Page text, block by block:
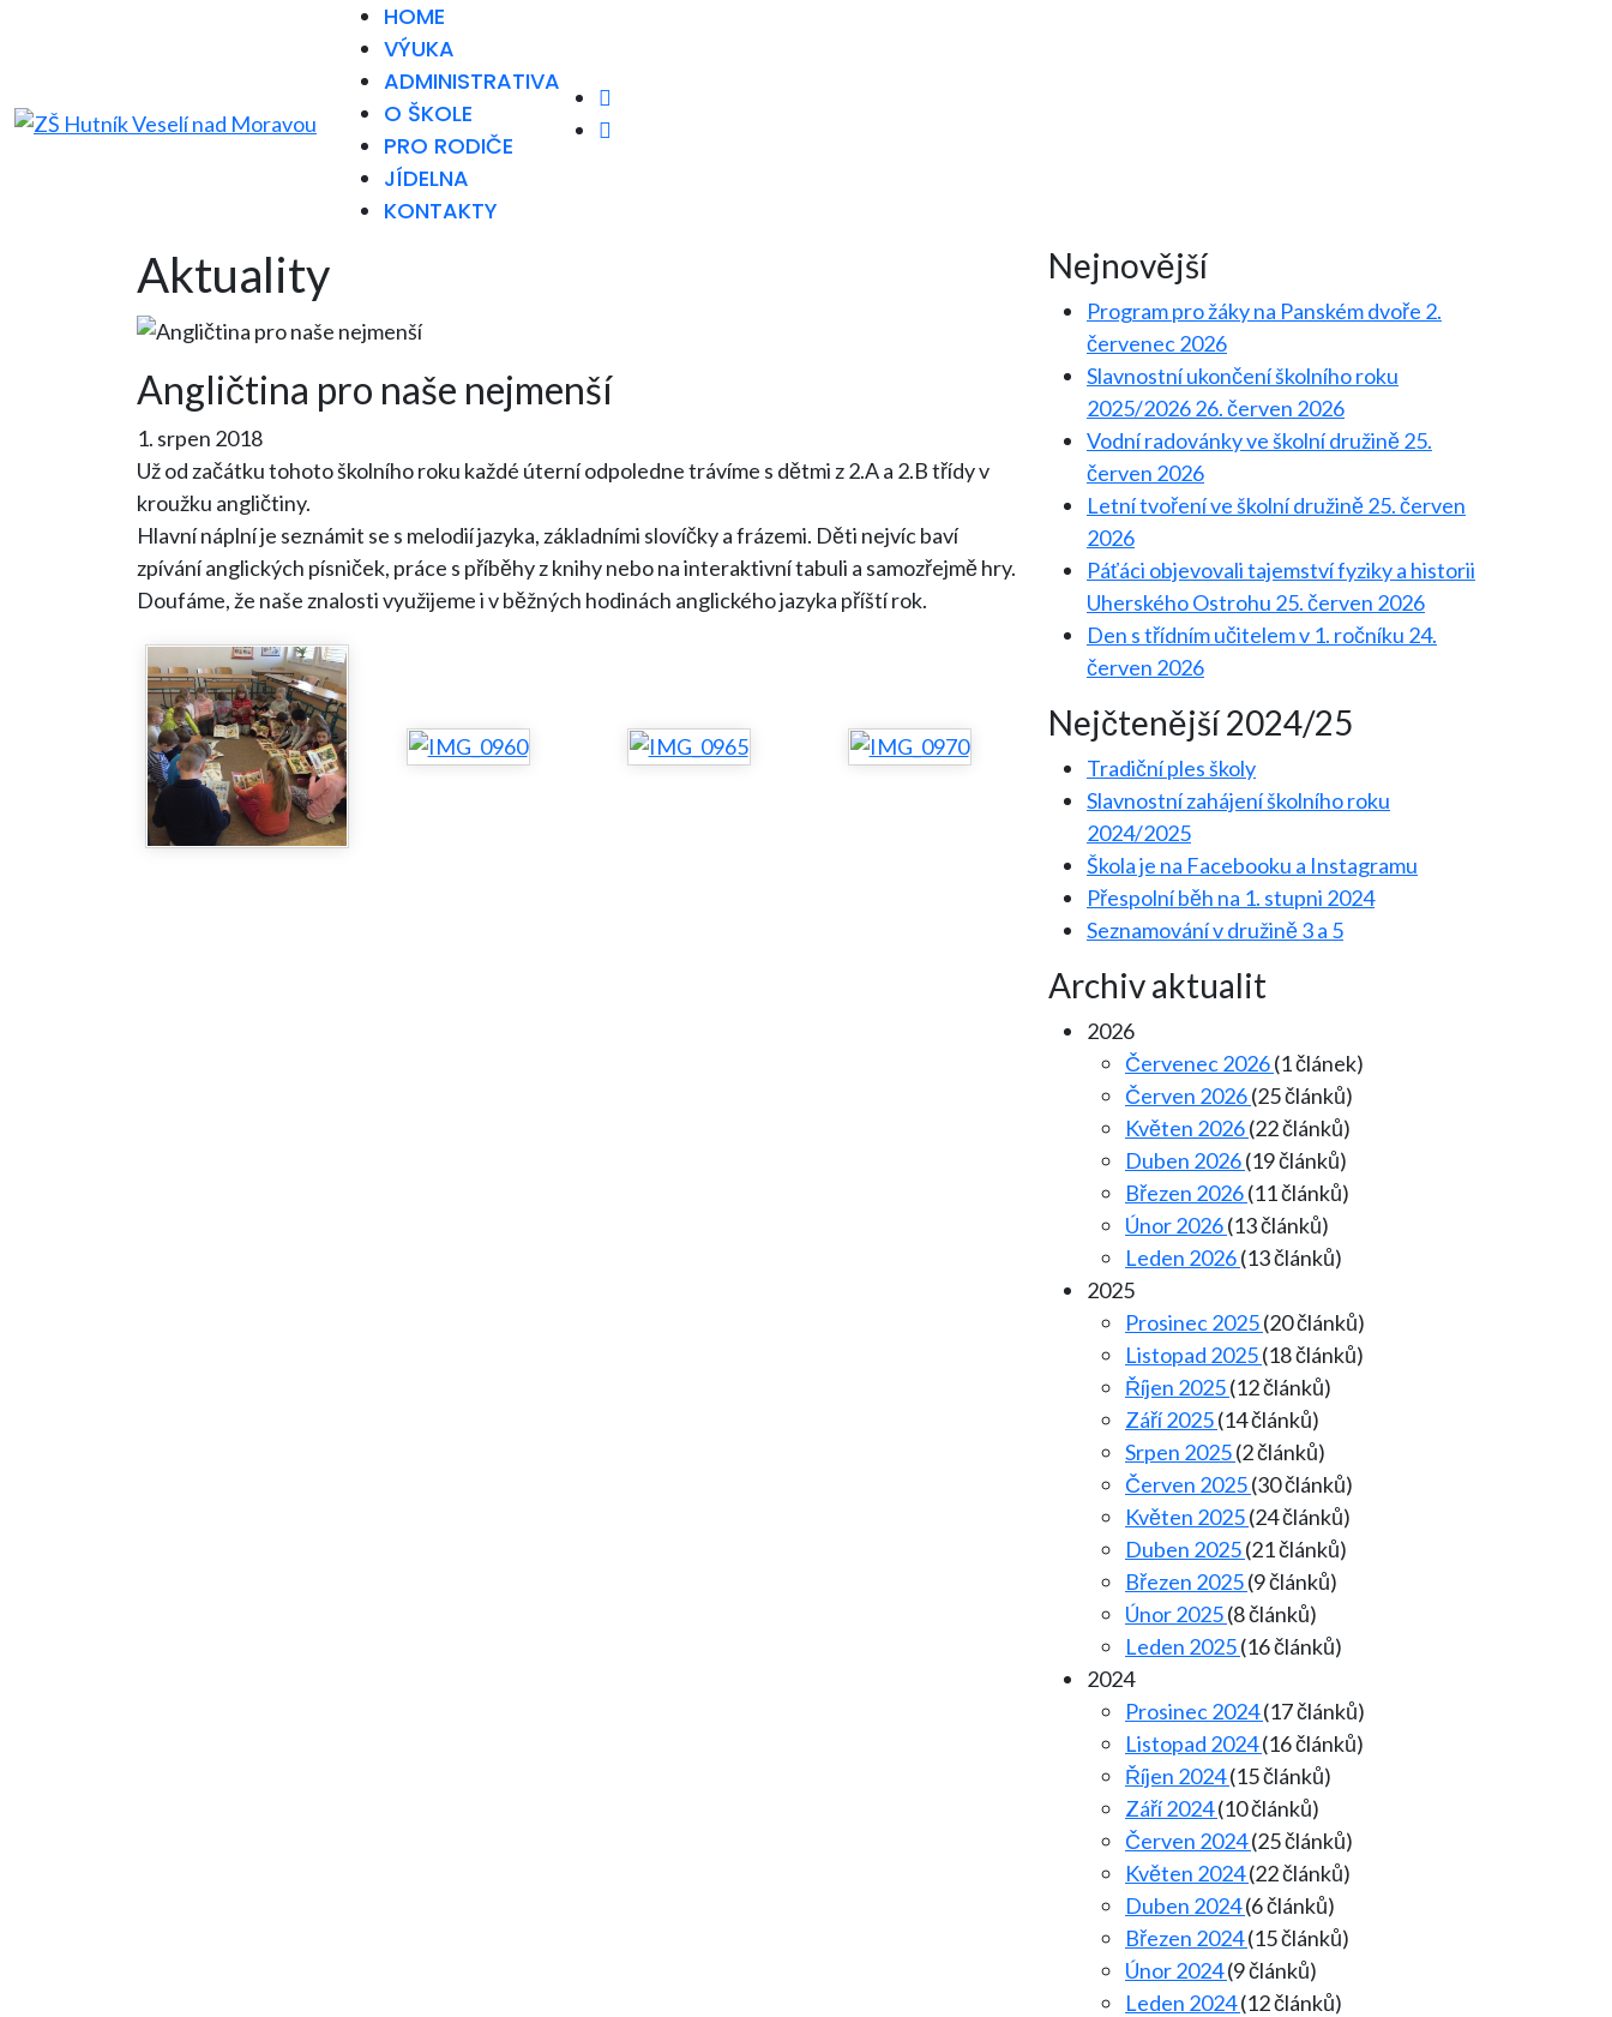
HOME
VÝUKA
ADMINISTRATIVA
O ŠKOLE
PRO RODIČE
JÍDELNA
KONTAKTY
Aktuality
Angličtina pro naše nejmenší
1. srpen 2018
Už od začátku tohoto školního roku každé úterní odpoledne trávíme s dětmi z 2.A a 2.B třídy v
kroužku angličtiny.
Hlavní náplní je seznámit se s melodií jazyka, základními slovíčky a frázemi. Děti nejvíc baví
zpívání anglických písniček, práce s příběhy z knihy nebo na interaktivní tabuli a samozřejmě hry.
Doufáme, že naše znalosti využijeme i v běžných hodinách anglického jazyka příští rok.
Nejnovější
Program pro žáky na Panském dvoře 2.
červenec 2026
Slavnostní ukončení školního roku
2025/202626. červen 2026
Vodní radovánky ve školní družině25.
červen 2026
Letní tvoření ve školní družině25. červen
2026
Páťáci objevovali tajemství fyziky a historii
Uherského Ostrohu 25. červen 2026
Den s třídním učitelem v 1. ročníku 24.
červen 2026
Nejčtenější 2024/25
Tradiční ples školy
Slavnostní zahájení školního roku
2024/2025
Škola je na Facebooku a Instagramu
Přespolní běh na 1. stupni 2024
Seznamování v družině 3 a 5
Archiv aktualit
2026
Červenec 2026(1 článek)
Červen 2026(25 článků)
Květen 2026(22 článků)
Duben 2026(19 článků)
Březen 2026(11 článků)
Únor 2026(13 článků)
Leden 2026(13 článků)
2025
Prosinec 2025(20 článků)
Listopad 2025(18 článků)
Říjen 2025(12 článků)
Září 2025(14 článků)
Srpen 2025(2 článků)
Červen 2025(30 článků)
Květen 2025(24 článků)
Duben 2025(21 článků)
Březen 2025(9 článků)
Únor 2025(8 článků)
Leden 2025(16 článků)
2024
Prosinec 2024(17 článků)
Listopad 2024(16 článků)
Říjen 2024(15 článků)
Září 2024(10 článků)
Červen 2024(25 článků)
Květen 2024(22 článků)
Duben 2024(6 článků)
Březen 2024(15 článků)
Únor 2024(9 článků)
Leden 2024(12 článků)